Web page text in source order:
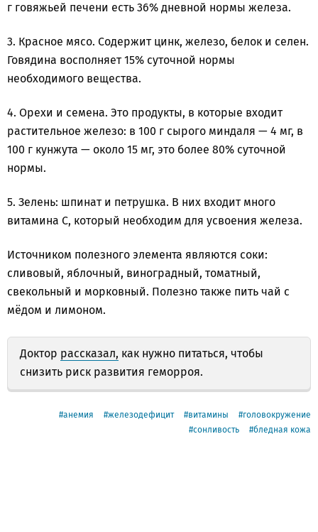
г говяжьей печени есть 36% дневной нормы железа.
3. Красное мясо. Содержит цинк, железо, белок и селен.
Говядина восполняет 15% суточной нормы
необходимого вещества.
4. Орехи и семена. Это продукты, в которые входит
растительное железо: в 100 г сырого миндаля — 4 мг, в
100 г кунжута — около 15 мг, это более 80% суточной
нормы.
5. Зелень: шпинат и петрушка. В них входит много
витамина С, который необходим для усвоения железа.
Источником полезного элемента являются соки:
сливовый, яблочный, виноградный, томатный,
свекольный и морковный. Полезно также пить чай с
мёдом и лимоном.
Доктор рассказал, как нужно питаться, чтобы
снизить риск развития геморроя.
анемия железодефицит витамины
головокружение
сонливость
бледная кожа